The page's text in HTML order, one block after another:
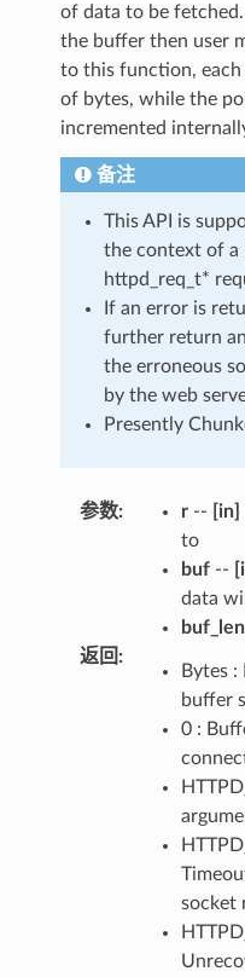
of data to be
the buffer then user
to this function,
of bytes, while the
incremented
备注
This API is
the context of a
httpd_req_t*
If an error is
further return
the erroneous
by the web
Presently
参数: r-- [in]
to
buf--
data
buf_len
返回 :
Bytes
buffer
0 :
socket